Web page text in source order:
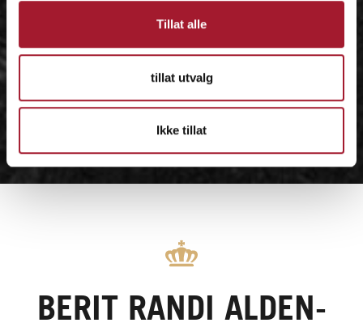
Tillat alle
tillat utvalg
Ikke tillat
BERIT RANDI ALDEN-